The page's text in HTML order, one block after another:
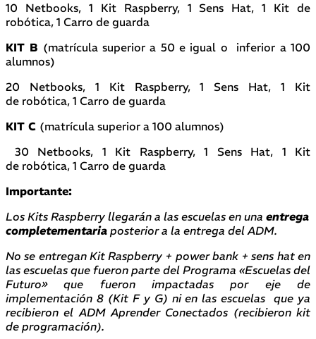
10 Netbooks, 1 Kit Raspberry, 1 Sens Hat, 1 Kit de
robótica, 1 Carro de guarda
KIT B (matrícula superior a 50 e igual o inferior a 100
alumnos)
20 Netbooks, 1 Kit Raspberry, 1 Sens Hat, 1 Kit
de robótica, 1 Carro de guarda
KIT C (matrícula superior a 100 alumnos)
30 Netbooks, 1 Kit Raspberry, 1 Sens Hat, 1 Kit
de robótica, 1 Carro de guarda
Importante:
Los Kits Raspberry llegarán a las escuelas en una entrega
completementaria posterior a la entrega del ADM.
No se entregan Kit Raspberry + power bank + sens hat en
las escuelas que fueron parte del Programa «Escuelas del
Futuro» que fueron impactadas por eje de
implementación 8 (Kit F y G) ni en las escuelas que ya
recibieron el ADM Aprender Conectados (recibieron kit
de programación).